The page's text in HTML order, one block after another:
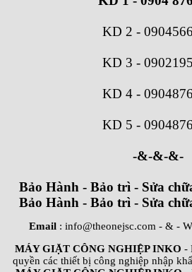
KD 2 -
KD 3 -
KD 4 -
KD 5 -
-&-&-&-
Bảo Hành - Bảo trì - Sửa
Bảo Hành - Bảo trì - Sửa
Email : info@theonejsc.com - & -
MÁY GIẶT CÔNG NGHIỆP INKO -
quyền các thiết bị công nghiệp nhập